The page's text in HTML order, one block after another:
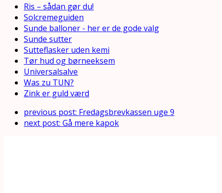
Ris – sådan gør du!
Solcremeguiden
Sunde balloner - her er de gode valg
Sunde sutter
Sutteflasker uden kemi
Tør hud og børneeksem
Universalsalve
Was zu TUN?
Zink er guld værd
previous post: Fredagsbrevkassen uge 9
next post: Gå mere kapok